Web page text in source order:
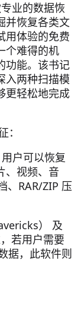
业的数据恢
并恢复各类文
用体验的免费
个难得的机
功能。该书记
入两种扫描模
更轻松地完成
户可以恢复
、视频、音
、RAR/ZIP 压
） 及
若用户需要
据，此软件则